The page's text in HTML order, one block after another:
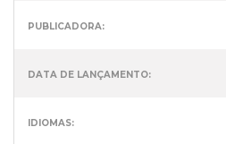
PUBLICADORA:
DATA DE LANÇAMENTO:
IDIOMAS: